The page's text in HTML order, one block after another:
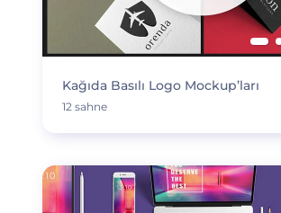
Kağıda Basılı Logo Mockup’ları
12 sahne